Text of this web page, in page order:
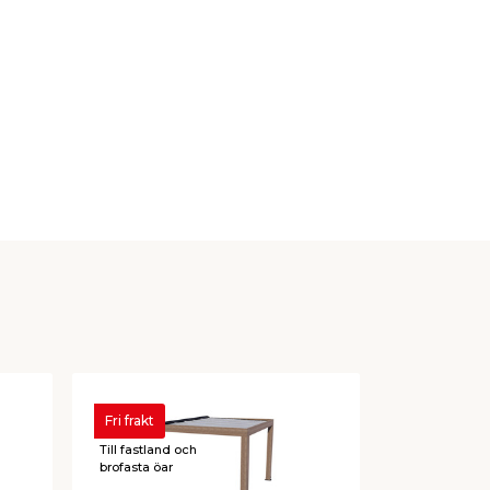
Fri frakt
Till fastland och
brofasta öar